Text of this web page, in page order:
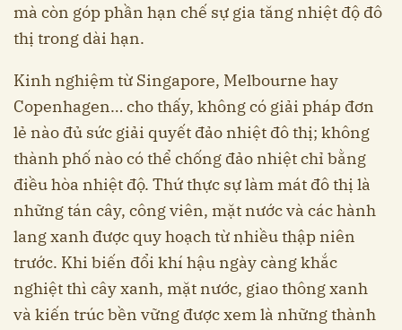
mà còn góp phần hạn chế sự gia tăng nhiệt độ đô
thị trong dài hạn.
Kinh nghiệm từ Singapore, Melbourne hay
Copenhagen… cho thấy, không có giải pháp đơn
lẻ nào đủ sức giải quyết đảo nhiệt đô thị; không
thành phố nào có thể chống đảo nhiệt chỉ bằng
điều hòa nhiệt độ. Thứ thực sự làm mát đô thị là
những tán cây, công viên, mặt nước và các hành
lang xanh được quy hoạch từ nhiều thập niên
trước. Khi biến đổi khí hậu ngày càng khắc
nghiệt thì cây xanh, mặt nước, giao thông xanh
và kiến trúc bền vững được xem là những thành